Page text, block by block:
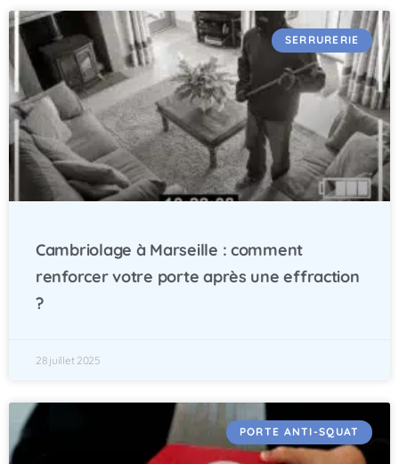
SERRURERIE
Cambriolage à Marseille : comment
renforcer votre porte après une effraction
?
28 juillet 2025
PORTE ANTI-SQUAT